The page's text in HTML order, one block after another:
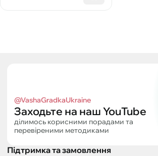
@VashaGradkaUkraine
Заходьте на наш YouTube
ділимось корисними порадами та
перевіреними методиками
Підтримка та замовлення